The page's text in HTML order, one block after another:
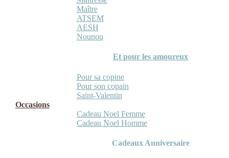
Maître
ATSEM
AESH
Nounou
Et pour les amoureux
Pour sa copine
Pour son copain
Saint-Valentin
Occasions
Cadeau Noel Femme
Cadeau Noel Homme
Cadeaux Anniversaire